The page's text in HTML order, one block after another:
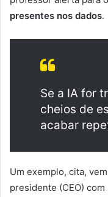
presentes nos dados.
Se a IA for
cheios de
acabar
Um exemplo, cita,
presidente (CEO)